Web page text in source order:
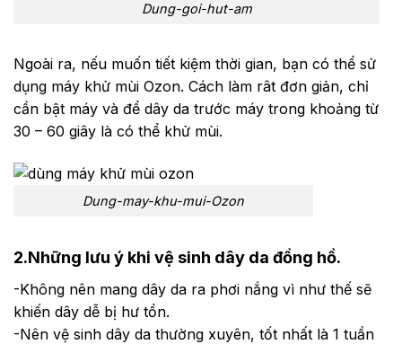
Dung-goi-hut-am
Ngoài ra, nếu muốn tiết kiệm thời gian, bạn có thể sử
dụng máy khử mùi Ozon. Cách làm rât đơn giản, chỉ
cần bật máy và để dây da trước máy trong khoảng từ
30 – 60 giây là có thể khử mùi.
Dung-may-khu-mui-Ozon
2.Những lưu ý khi vệ sinh dây da đồng hồ.
-Không nên mang dây da ra phơi nắng vì như thế sẽ
khiến dây dễ bị hư tổn.
-Nên vệ sinh dây da thường xuyên, tốt nhất là 1 tuần